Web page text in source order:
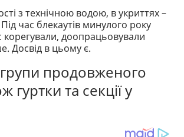
з технічною водою, в укриттях –
час блекаутів минулого року
корегували, доопрацьовували
Досвід в цьому є.
продовженого
гуртки та секції у